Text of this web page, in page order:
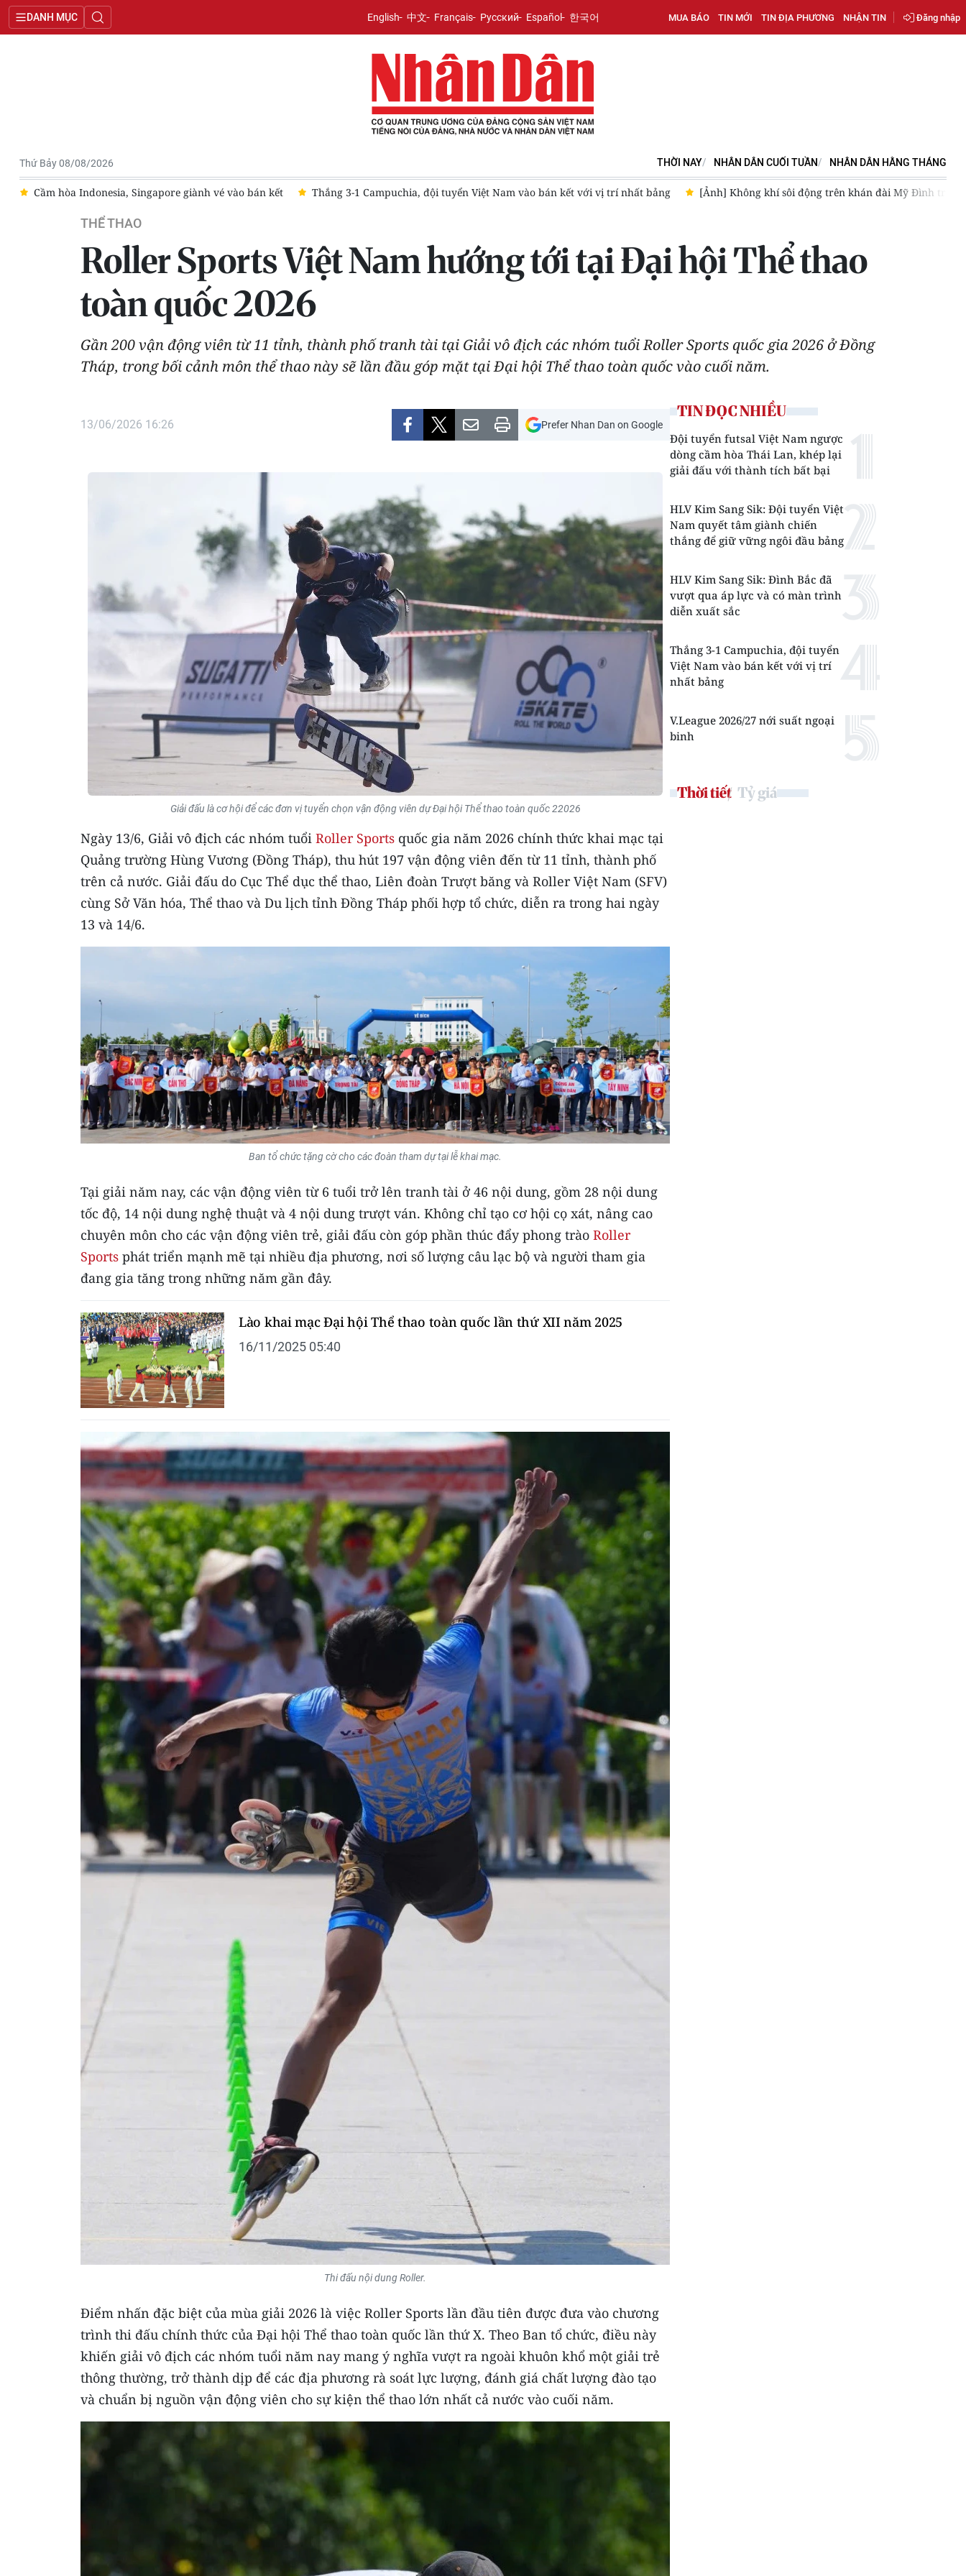
DANH MỤC English 中文 Français Русский Español 한국어 MUA BÁO TIN MỚI TIN ĐỊA PHƯƠNG NHẬN TIN Đăng nhập
Thứ Bảy 08/08/2026 THỜI NAY NHÂN DÂN CUỐI TUẦN NHÂN DÂN HẰNG THÁNG
Thắng 3-1 Campuchia, đội tuyển Việt Nam vào bán kết với vị trí nhất bảng [Ảnh] Không khí sôi động trên khán đài Mỹ Đình trước trận Việt Nam-Campuchia HLV Kim Sang Sik: Đình
THỂ THAO
Roller Sports Việt Nam hướng tới tại Đại hội Thể thao
toàn quốc 2026
Gần 200 vận động viên từ 11 tỉnh, thành phố tranh tài tại Giải vô địch các nhóm tuổi Roller Sports quốc gia 2026 ở Đồng
Tháp, trong bối cảnh môn thể thao này sẽ lần đầu góp mặt tại Đại hội Thể thao toàn quốc vào cuối năm.
13/06/2026 16:26 Prefer Nhan Dan on Google
Giải đấu là cơ hội để các đơn vị tuyển chọn vận động viên dự Đại hội Thể thao toàn quốc 22026
Ngày 13/6, Giải vô địch các nhóm tuổi Roller Sports quốc gia năm 2026 chính thức khai mạc tại
Quảng trường Hùng Vương (Đồng Tháp), thu hút 197 vận động viên đến từ 11 tỉnh, thành phố
trên cả nước. Giải đấu do Cục Thể dục thể thao, Liên đoàn Trượt băng và Roller Việt Nam (SFV)
cùng Sở Văn hóa, Thể thao và Du lịch tỉnh Đồng Tháp phối hợp tổ chức, diễn ra trong hai ngày
13 và 14/6.
Ban tổ chức tặng cờ cho các đoàn tham dự tại lễ khai mạc.
Tại giải năm nay, các vận động viên từ 6 tuổi trở lên tranh tài ở 46 nội dung, gồm 28 nội dung
tốc độ, 14 nội dung nghệ thuật và 4 nội dung trượt ván. Không chỉ tạo cơ hội cọ xát, nâng cao
chuyên môn cho các vận động viên trẻ, giải đấu còn góp phần thúc đẩy phong trào Roller
Sports phát triển mạnh mẽ tại nhiều địa phương, nơi số lượng câu lạc bộ và người tham gia
đang gia tăng trong những năm gần đây.
Lào khai mạc Đại hội Thể thao toàn quốc lần thứ XII năm 2025
16/11/2025 05:40
Thi đấu nội dung Roller.
Điểm nhấn đặc biệt của mùa giải 2026 là việc Roller Sports lần đầu tiên được đưa vào chương
trình thi đấu chính thức của Đại hội Thể thao toàn quốc lần thứ X. Theo Ban tổ chức, điều này
khiến giải vô địch các nhóm tuổi năm nay mang ý nghĩa vượt ra ngoài khuôn khổ một giải trẻ
thông thường, trở thành dịp để các địa phương rà soát lực lượng, đánh giá chất lượng đào tạo
và chuẩn bị nguồn vận động viên cho sự kiện thể thao lớn nhất cả nước vào cuối năm.
TIN ĐỌC NHIỀU
Đội tuyển futsal Việt Nam ngược
dòng cầm hòa Thái Lan, khép lại
giải đấu với thành tích bất bại
HLV Kim Sang Sik: Đội tuyển Việt
Nam quyết tâm giành chiến
thắng để giữ vững ngôi đầu bảng
HLV Kim Sang Sik: Đình Bắc đã
vượt qua áp lực và có màn trình
diễn xuất sắc
Thắng 3-1 Campuchia, đội tuyển
Việt Nam vào bán kết với vị trí
nhất bảng
V.League 2026/27 nới suất ngoại
binh
Thời tiết Tỷ giá